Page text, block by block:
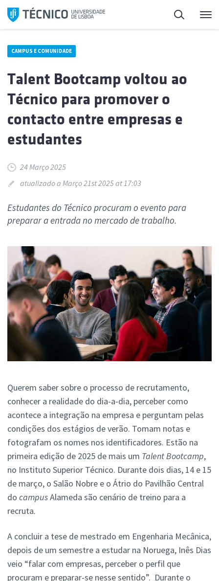
Saltar
para
Pesquisa
CAMPUS E COMUNIDADE
Talent Bootcamp voltou ao
Técnico para promover o
contacto entre empresas e
estudantes
24 Março 2025
atualizado a Março 21st 2025 at 17:03
Estudantes do Técnico procuram o evento para
preparar a entrada no mercado de trabalho.
Querem saber sobre o processo de recrutamento,
conhecer a realidade do dia-a-dia, perceber como
acontece a integração na empresa e perguntam pelas
condições dos estágios de verão. Tomam notas e
fotografam os nomes nos identificadores. Estão na
primeira edição de 2025 de mais um Talent Bootcamp,
no Instituto Superior Técnico. Durante dois dias, 14 e 15
de março, o Salão Nobre e o Átrio do Pavilhão Central
do campusAlameda são cenário de treino para a
recruta.
A concluir a tese de mestrado em Engenharia Mecânica,
depois de um semestre a estudar na Noruega, Inês Dias
veio “falar com empresas, perceber o perfil que
procuram e preparar-se nesse sentido”. Durante o